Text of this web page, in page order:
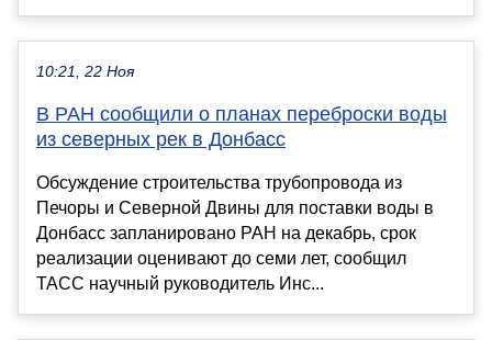
10:21, 22 Ноя
В РАН сообщили о планах переброски воды
из северных рек в Донбасс
Обсуждение строительства трубопровода из
Печоры и Северной Двины для поставки воды в
Донбасс запланировано РАН на декабрь, срок
реализации оценивают до семи лет, сообщил
ТАСС научный руководитель Инс...